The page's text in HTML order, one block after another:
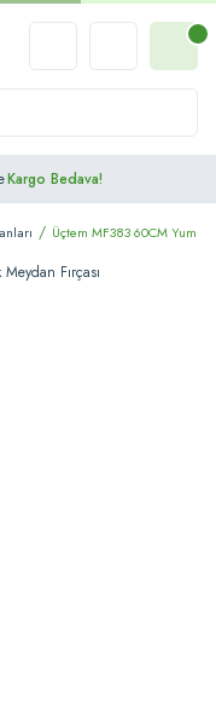
Kargo Bedava!
Üçtem MF383 60CM